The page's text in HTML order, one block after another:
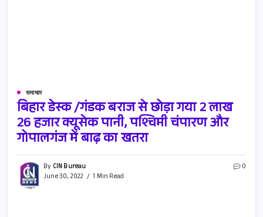
समाचार
बिहार डेस्क /गंडक बराज से छोड़ा गया 2 लाख
26 हजार क्यूसेक पानी, पश्चिमी चंपारण और
गोपालगंज में बाढ़ का खतरा
By CIN Bureau
June 30, 2022
1 Min Read
0